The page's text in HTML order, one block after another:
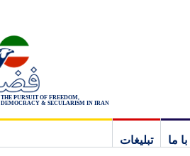
THE PURSUIT OF FREEDOM,
DEMOCRACY & SECULARISM IN IRAN
ما
تبلیغات